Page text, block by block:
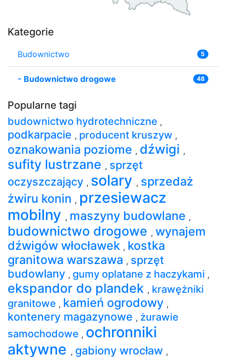
Kategorie
Budownictwo 5
- Budownictwo drogowe 48
Popularne tagi
budownictwo hydrotechniczne ,
podkarpacie , producent kruszyw ,
oznakowania poziome , dźwigi ,
sufity lustrzane , sprzęt
oczyszczający , solary , sprzedaż
żwiru konin , przesiewacz
mobilny , maszyny budowlane ,
budownictwo drogowe , wynajem
dźwigów włocławek , kostka
granitowa warszawa , sprzęt
budowlany , gumy oplatane z haczykami ,
ekspandor do plandek , krawężniki
granitowe , kamień ogrodowy ,
kontenery magazynowe , żurawie
samochodowe , ochronniki
aktywne , gabiony wrocław ,